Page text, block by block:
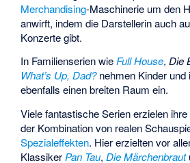
Merchandising-Maschinerie um den
anwirft, indem die Darstellerin auch
Konzerte gibt.
In Familienserien wieFull House,Die
What’s Up, Dad?nehmen Kinder und
ebenfalls einen breiten Raum ein.
Viele fantastische Serien erzielen
der Kombination von realen
Spezialeffekten. Hier erzielten vor
Klassiker Pan Tau,Die Märchenbraut